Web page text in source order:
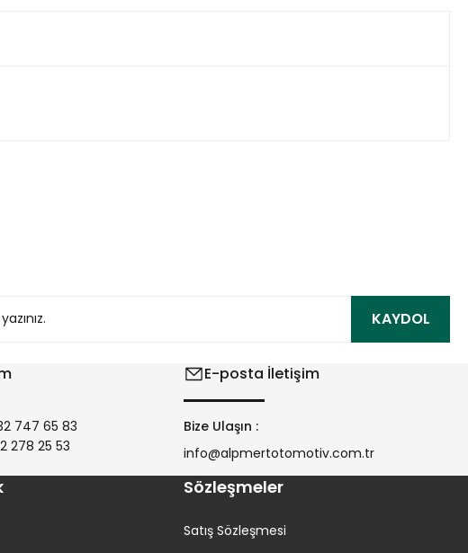
KAYDOL
747 65 83
278 25 53
E-posta İletişim
Bize Ulaşın :
info@alpmertotomotiv.com.tr
Sözleşmeler
Satış Sözleşmesi